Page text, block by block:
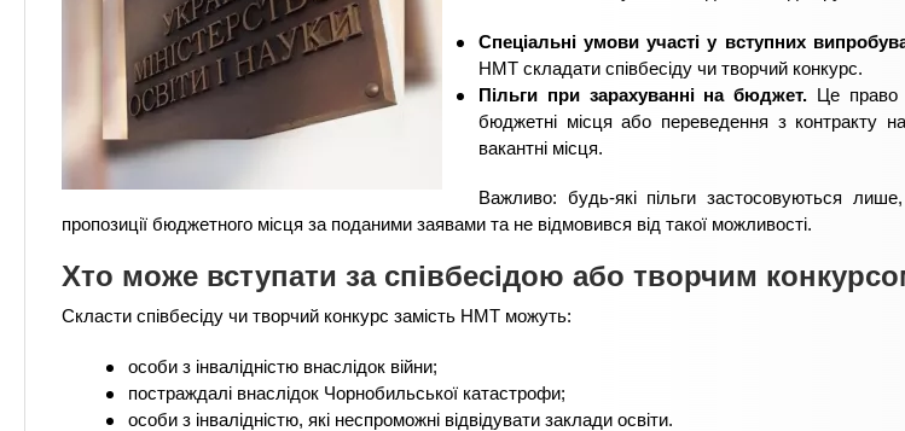
n
Спеціальні умови участі у вступних
НМТ складати співбесіду чи творчий конкурс.
Пільги при зарахуванні на бюджет. Це право
бюджетні місця або переведення з контракту
вакантні місця.
Важливо: будь-які пільги застосовуються
пропозиції бюджетного місця за поданими заявами та не відмовився від такої можливості.
Хто може вступати за співбесідою або творчим
Скласти співбесіду чи творчий конкурс замість НМТ можуть:
особи з інвалідністю внаслідок війни;
постраждалі внаслідок Чорнобильської катастрофи;
особи з інвалідністю, які неспроможні відвідувати заклади освіти.